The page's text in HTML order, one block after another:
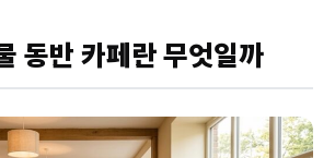
동반 카페란 무엇일까